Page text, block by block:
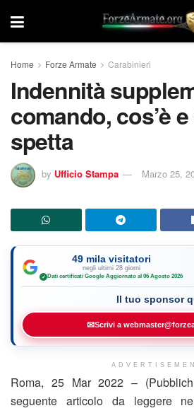
Home Forze Armate Carabinieri
Indennità
comando, cos’è
spetta
by Ufficio Stampa Marzo 25,
49 mila visitatori
negli ultimi 28 giorni
✓ Dati certificati Google·Aggiornato al 06 Agosto 2026
Il tuo sponsor
✉Scrivi a
Roma, 25 Mar 2022 –
seguente articolo da leggere